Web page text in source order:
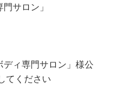
サロン」
ディ専門サロン」様公
てください